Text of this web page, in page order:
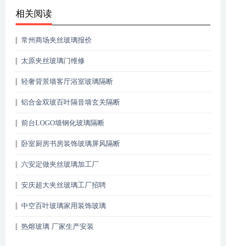
相关阅读
常州商场夹丝玻璃报价
太原夹丝玻璃门维修
轻奢背景墙客厅浴室玻璃隔断
铝合金双玻百叶隔音墙玄关隔断
前台LOGO墙钢化玻璃隔断
卧室厨房书房装饰玻璃屏风隔断
六安定做夹丝玻璃加工厂
安庆超大夹丝玻璃工厂招聘
中空百叶玻璃家用装饰玻璃
热熔玻璃 厂家生产安装